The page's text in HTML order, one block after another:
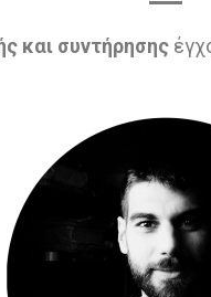
και συντήρησης